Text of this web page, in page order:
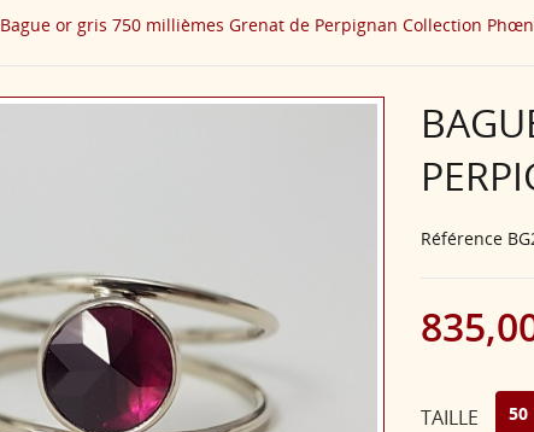
Bague or gris 750 millièmes Grenat de Perpignan Collection
Référence
TAILLE 50